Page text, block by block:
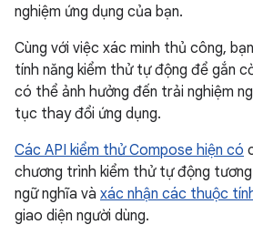
nghiệm ứng dụng của bạn.
Cùng với việc xác minh thủ công,
tính năng kiểm thử tự động để gắn
có thể ảnh hưởng đến trải nghiệm
tục thay đổi ứng dụng.
Các API kiểm thử Compose hiện có
chương trình kiểm thử tự động
ngữ nghĩa và xác nhận các thuộc
giao diện người dùng.